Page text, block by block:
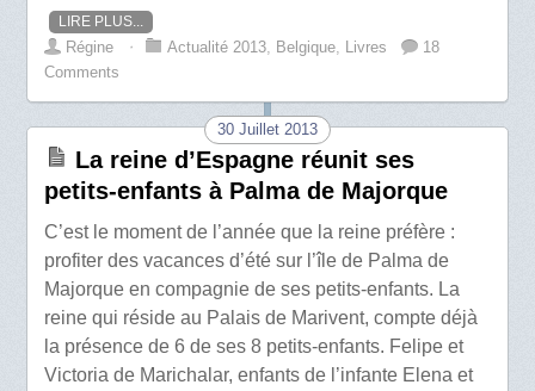
LIRE PLUS...
Régine ⋅ Actualité 2013, Belgique, Livres
18
Comments
30 Juillet 2013
La reine d’Espagne réunit ses
petits-enfants à Palma de Majorque
C’est le moment de l’année que la reine préfère :
profiter des vacances d’été sur l’île de Palma de
Majorque en compagnie de ses petits-enfants. La
reine qui réside au Palais de Marivent, compte déjà
la présence de 6 de ses 8 petits-enfants. Felipe et
Victoria de Marichalar, enfants de l’infante Elena et